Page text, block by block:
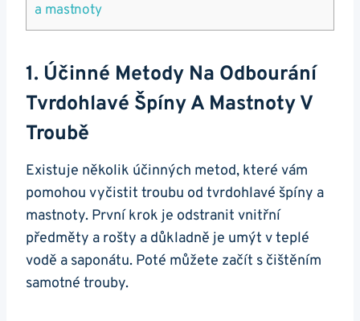
a mastnoty
1. Účinné Metody‌ Na Odbourání
Tvrdohlavé Špíny A Mastnoty V⁤
Troubě
Existuje⁢ několik účinných metod, ⁤které vám
pomohou vyčistit troubu od tvrdohlavé špíny a
mastnoty. První krok je‍ odstranit vnitřní
předměty a rošty a důkladně je umýt v teplé
vodě a saponátu. ⁣Poté můžete začít​ s čištěním
samotné trouby.